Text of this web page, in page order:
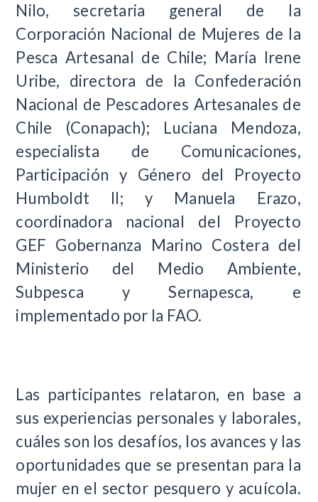
Nilo, secretaria general de la
Corporación Nacional de Mujeres de la
Pesca Artesanal de Chile; María Irene
Uribe, directora de la Confederación
Nacional de Pescadores Artesanales de
Chile (Conapach); Luciana Mendoza,
especialista de Comunicaciones,
Participación y Género del Proyecto
Humboldt II; y Manuela Erazo,
coordinadora nacional del Proyecto
GEF Gobernanza Marino Costera del
Ministerio del Medio Ambiente,
Subpesca y Sernapesca, e
implementado por la FAO.
Las participantes relataron, en base a
sus experiencias personales y laborales,
cuáles son los desafíos, los avances y las
oportunidades que se presentan para la
mujer en el sector pesquero y acuícola.